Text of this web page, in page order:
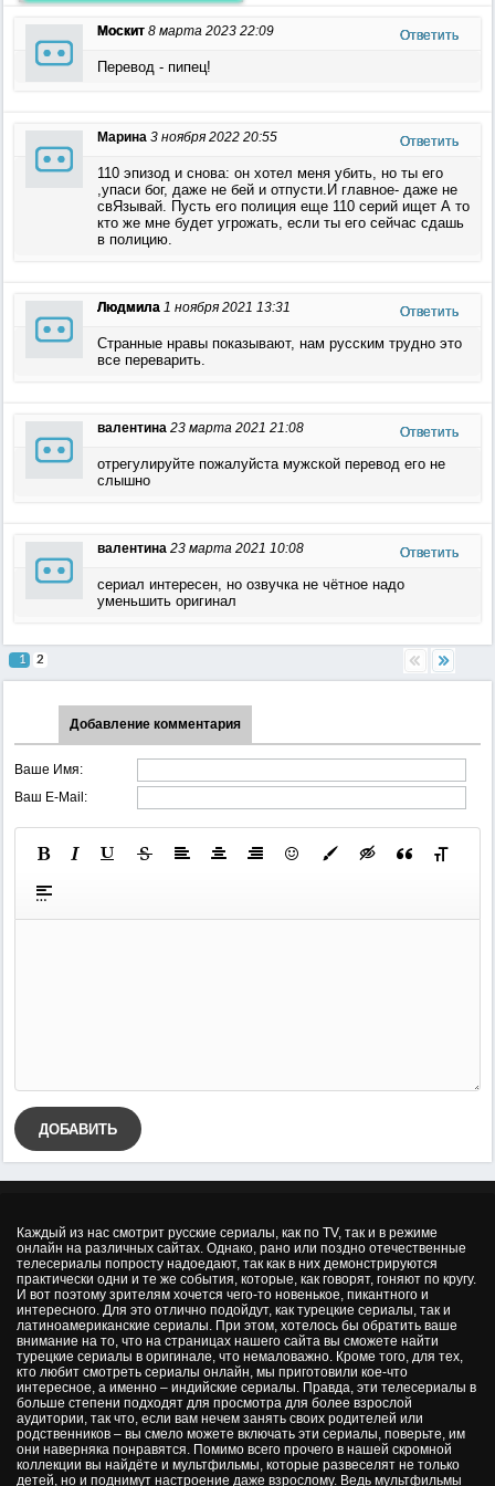
Москит 8 марта 2023 22:09 Ответить
Перевод - пипец!
Марина 3 ноября 2022 20:55 Ответить
110 эпизод и снова: он хотел меня убить, но ты его
,упаси бог, даже не бей и отпусти.И главное- даже не
свЯзывай. Пусть его полиция еще 110 серий ищет А то
кто же мне будет угрожать, если ты его сейчас сдашь
в полицию.
Людмила 1 ноября 2021 13:31 Ответить
Странные нравы показывают, нам русским трудно это
все переварить.
валентина 23 марта 2021 21:08 Ответить
отрегулируйте пожалуйста мужской перевод его не
слышно
валентина 23 марта 2021 10:08 Ответить
сериал интересен, но озвучка не чётное надо
уменьшить оригинал
1 2
Добавление комментария
Ваше Имя:
Ваш E-Mail:
ДОБАВИТЬ
Каждый из нас смотрит русские сериалы, как по TV, так и в режиме
онлайн на различных сайтах. Однако, рано или поздно отечественные
телесериалы попросту надоедают, так как в них демонстрируются
практически одни и те же события, которые, как говорят, гоняют по кругу.
И вот поэтому зрителям хочется чего-то новенькое, пикантного и
интересного. Для это отлично подойдут, как турецкие сериалы, так и
латиноамериканские сериалы. При этом, хотелось бы обратить ваше
внимание на то, что на страницах нашего сайта вы сможете найти
турецкие сериалы в оригинале, что немаловажно. Кроме того, для тех,
кто любит смотреть сериалы онлайн, мы приготовили кое-что
интересное, а именно – индийские сериалы. Правда, эти телесериалы в
больше степени подходят для просмотра для более взрослой
аудитории, так что, если вам нечем занять своих родителей или
родственников – вы смело можете включать эти сериалы, поверьте, им
они наверняка понравятся. Помимо всего прочего в нашей скромной
коллекции вы найдёте и мультфильмы, которые развеселят не только
детей, но и поднимут настроение даже взрослому. Ведь мультфильмы